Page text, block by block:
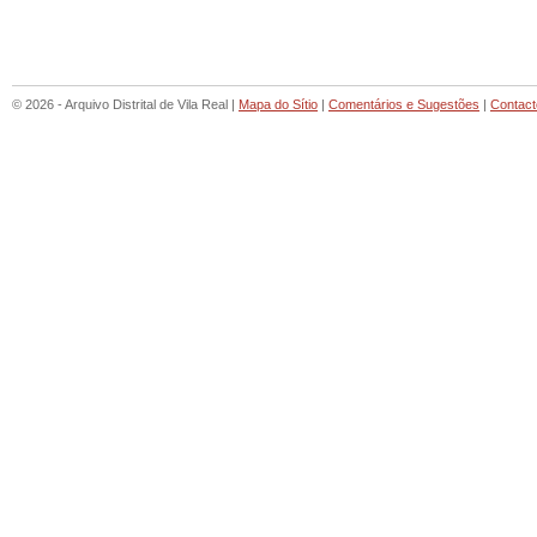
© 2026 - Arquivo Distrital de Vila Real | Mapa do Sítio | Comentários e Sugestões |